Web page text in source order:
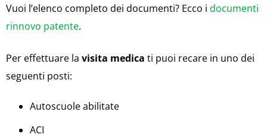
Vuoi l’elenco completo dei documenti? Ecco i documenti
rinnovo patente.
Per effettuare la visita medica ti puoi recare in uno dei
seguenti posti:
Autoscuole abilitate
ACI